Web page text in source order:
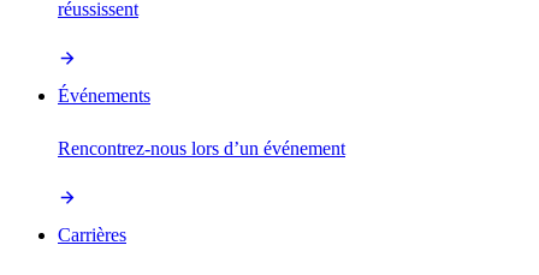
réussissent
Événements
Rencontrez-nous lors d’un événement
Carrières